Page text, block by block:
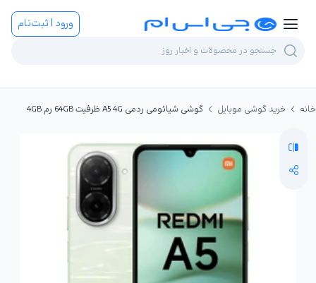
ورود | ثبت‌نام
خانه خرید گوشی موبایل گوشی شیائومی ردمی A5 4G ظرفیت 64GB رم 4GB